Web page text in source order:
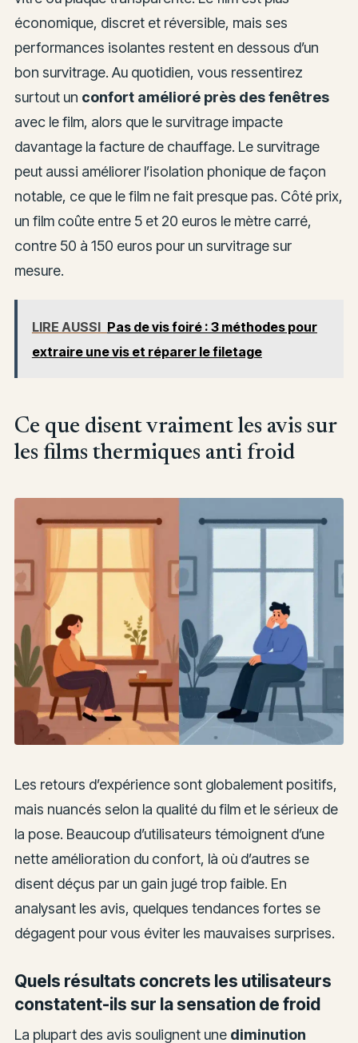
économique, discret et réversible, mais ses
performances isolantes restent en dessous d’un
bon survitrage. Au quotidien, vous ressentirez
surtout un confort amélioré près des fenêtres
avec le film, alors que le survitrage impacte
davantage la facture de chauffage. Le survitrage
peut aussi améliorer l’isolation phonique de façon
notable, ce que le film ne fait presque pas. Côté prix,
un film coûte entre 5 et 20 euros le mètre carré,
contre 50 à 150 euros pour un survitrage sur
mesure.
LIRE AUSSI Pas de vis foiré : 3 méthodes pour
extraire une vis et réparer le filetage
Ce que disent vraiment les avis sur
les films thermiques anti froid
Les retours d’expérience sont globalement positifs,
mais nuancés selon la qualité du film et le sérieux de
la pose. Beaucoup d’utilisateurs témoignent d’une
nette amélioration du confort, là où d’autres se
disent déçus par un gain jugé trop faible. En
analysant les avis, quelques tendances fortes se
dégagent pour vous éviter les mauvaises surprises.
Quels résultats concrets les utilisateurs
constatent-ils sur la sensation de froid
La plupart des avis soulignent une diminution